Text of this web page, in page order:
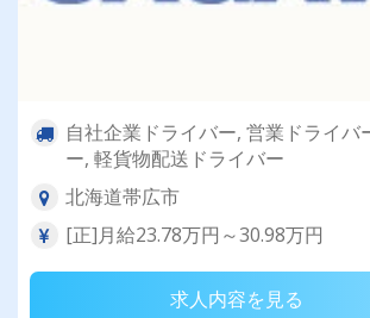
自社企業ドライバー, 営業ドライバ
ー, 軽貨物配送ドライバー
北海道帯広市
[正]月給23.78万円～30.98万円
求人内容を見る